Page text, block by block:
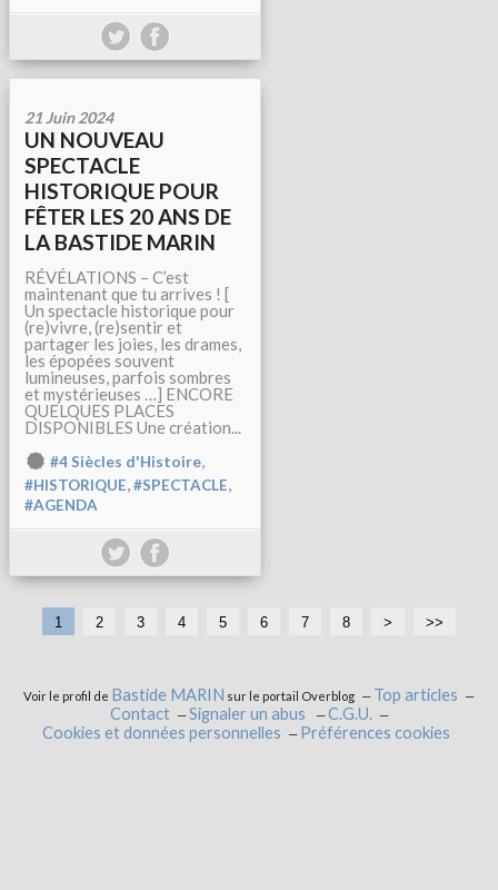
21 Juin 2024
UN NOUVEAU
SPECTACLE
HISTORIQUE POUR
FÊTER LES 20 ANS DE
LA BASTIDE MARIN
RÉVÉLATIONS – C’est
maintenant que tu arrives ! [
Un spectacle historique pour
(re)vivre, (re)sentir et
partager les joies, les drames,
les épopées souvent
lumineuses, parfois sombres
et mystérieuses …] ENCORE
QUELQUES PLACES
DISPONIBLES Une création...
#4 Siècles d'Histoire,
#HISTORIQUE,#SPECTACLE,
#AGENDA
1 2 3 4 5 6 7 8 > >>
Voir le profil de Bastide MARIN sur le portail Overblog
Top articles
Contact
Signaler un abus
C.G.U.
Cookies et données personnelles
Préférences cookies